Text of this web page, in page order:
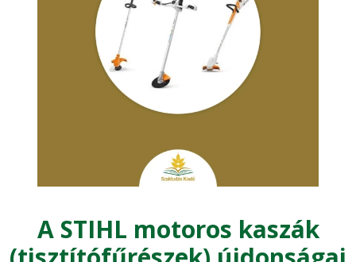
Zöldségtermesztés
Gyümölcstermesztés
Dísznövénykertészet
Mezőgazdasági építészet
Mezőgazdasági gépesítés
Növényvédelem
Precíziós gazdálkodás
A STIHL motoros kaszák